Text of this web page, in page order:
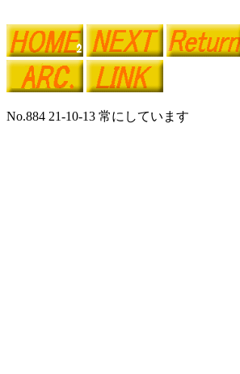
No.884 21-10-13 常にしています